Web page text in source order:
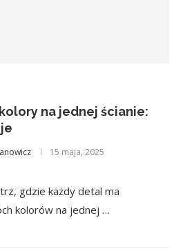
na jednej ścianie:
15 maja, 2025
gdzie każdy detal ma
kolorów na jednej …